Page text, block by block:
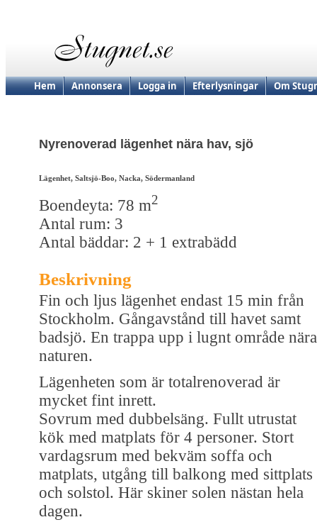
Hem Annonsera Logga in Efterlysningar Om
Nyrenoverad lägenhet nära hav, sjö
Lägenhet, Saltsjö-Boo, Nacka, Södermanland
Boendeyta: 78 m2
Antal rum: 3
Antal bäddar: 2 + 1 extrabädd
Beskrivning
Fin och ljus lägenhet endast 15 min från
Stockholm. Gångavstånd till havet samt
badsjö. En trappa upp i lugnt område nära
naturen.
Lägenheten som är totalrenoverad är
mycket fint inrett.
Sovrum med dubbelsäng. Fullt utrustat
kök med matplats för 4 personer. Stort
vardagsrum med bekväm soffa och
matplats, utgång till balkong med sittplats
och solstol. Här skiner solen nästan hela
dagen.